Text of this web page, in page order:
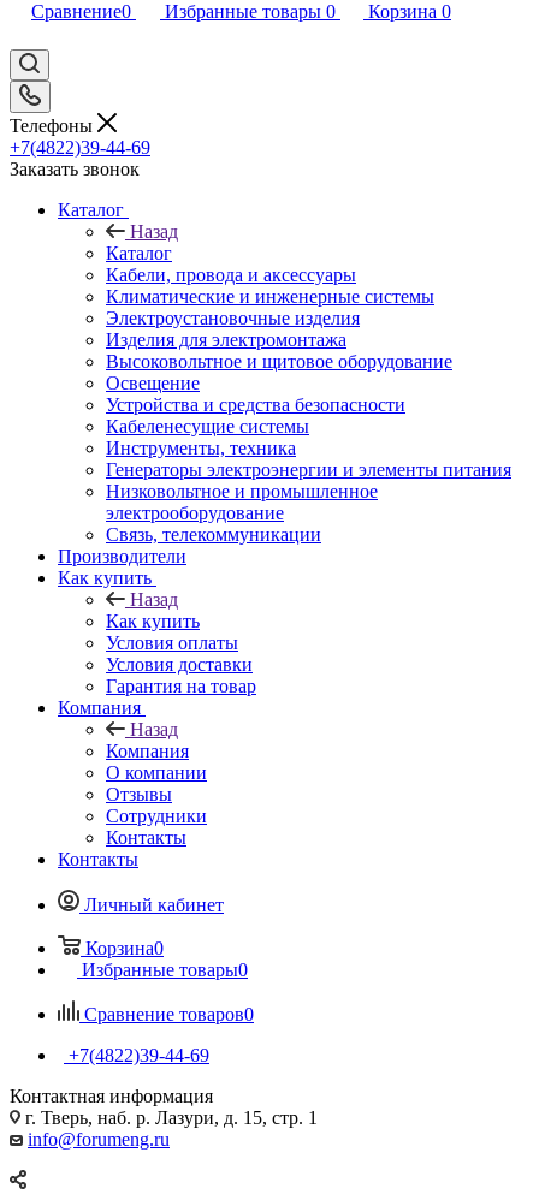
Сравнение0 Избранные товары 0 Корзина 0
Телефоны
+7(4822)39-44-69
Заказать звонок
Каталог
Назад
Каталог
Кабели, провода и аксессуары
Климатические и инженерные системы
Электроустановочные изделия
Изделия для электромонтажа
Высоковольтное и щитовое оборудование
Освещение
Устройства и средства безопасности
Кабеленесущие системы
Инструменты, техника
Генераторы электроэнергии и элементы питания
Низковольтное и промышленное
электрооборудование
Связь, телекоммуникации
Производители
Как купить
Назад
Как купить
Условия оплаты
Условия доставки
Гарантия на товар
Компания
Назад
Компания
О компании
Отзывы
Сотрудники
Контакты
Контакты
Личный кабинет
Корзина0
Избранные товары0
Сравнение товаров0
+7(4822)39-44-69
Контактная информация
г. Тверь, наб. р. Лазури, д. 15, стр. 1
info@forumeng.ru